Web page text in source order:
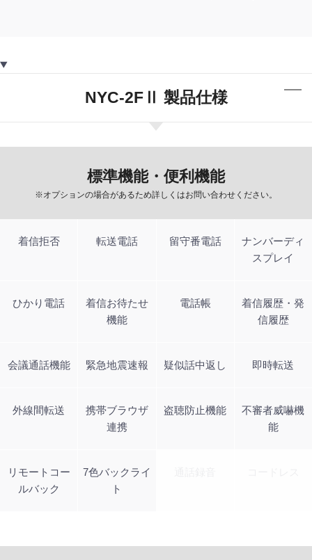
NYC-2FⅡ 製品仕様
標準機能・便利機能
※オプションの場合があるため詳しくはお問い合わせください。
着信拒否 転送電話 留守番電話
ナンバーディ
スプレイ
ひかり電話
着信お待たせ
機能
電話帳
着信履歴・発
信履歴
会議通話機能 緊急地震速報 疑似話中返し 即時転送
外線間転送
携帯ブラウザ
連携
盗聴防止機能
不審者威嚇機
能
リモートコー
ルバック
7色バックライ
ト